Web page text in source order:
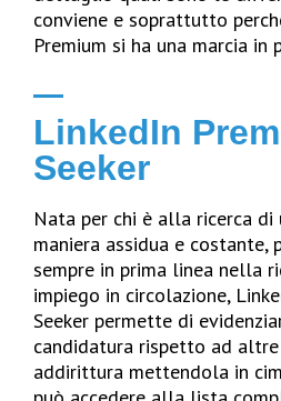
conviene e soprattutto
Premium si ha una marcia in
LinkedIn
Seeker
Nata per chi è alla ricerca di
maniera assidua e costante,
sempre in prima linea nella
impiego in circolazione,
Seeker permette di
candidatura rispetto ad
addirittura mettendola in